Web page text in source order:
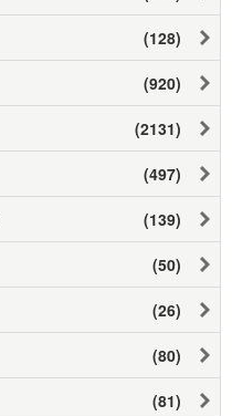
(128)
(920)
(2131)
(497)
(139)
(50)
(26)
(80)
(81)